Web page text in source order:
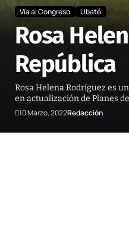
Vía al Congreso Ubaté
Rosa
República
Rosa Helena Rodríguez es
en actualización de Planes
10 Marzo, 2022Redacción